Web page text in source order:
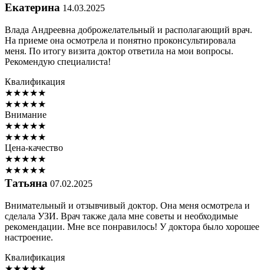
Екатерина 14.03.2025
Влада Андреевна доброжелательный и располагающий врач.
На приеме она осмотрела и понятно проконсультировала
меня. По итогу визита доктор ответила на мои вопросы.
Рекомендую специалиста!
Квалификация
★★★★★
★★★★★
Внимание
★★★★★
★★★★★
Цена-качество
★★★★★
★★★★★
Татьяна 07.02.2025
Внимательный и отзывчивый доктор. Она меня осмотрела и
сделала УЗИ. Врач также дала мне советы и необходимые
рекомендации. Мне все понравилось! У доктора было хорошее
настроение.
Квалификация